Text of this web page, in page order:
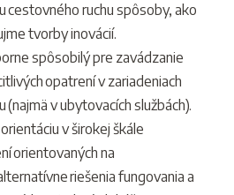
cestovného ruchu spôsoby, ako
tvorby inovácií.
spôsobilý pre zavádzanie
opatrení v zariadeniach
(najmä v ubytovacích službách).
v širokej škále
orientovaných na
riešenia fungovania a